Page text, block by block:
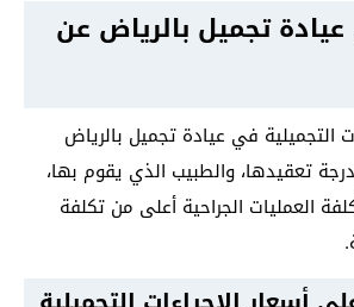
تجميل بالرياض عن
التجميلية في عيادة تجميل بالرياض
تعقيدها، والطبيب الذي يقوم بها،
العمليات الجراحية أعلى من تكلفة